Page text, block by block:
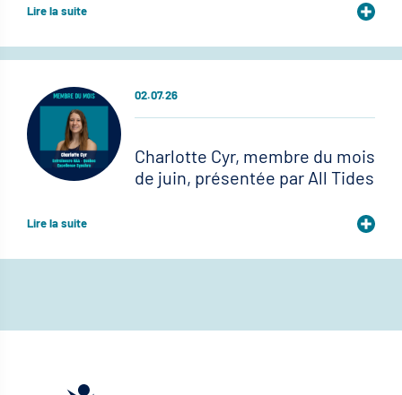
Lire la suite
02.07.26
Charlotte Cyr, membre du mois
de juin, présentée par All Tides
Lire la suite